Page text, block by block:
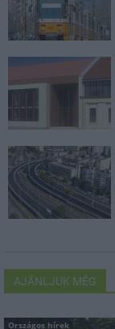
AJÁNLJUK MÉG
Országos hírek